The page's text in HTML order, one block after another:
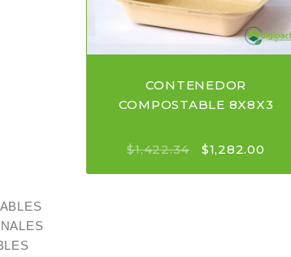
CONTENEDOR
COMPOSTABLE 8X8X3
$1,422.34 $1,282.00